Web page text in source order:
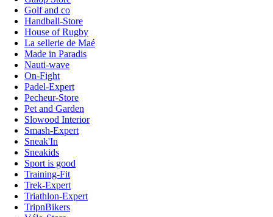
Golf and co
Handball-Store
House of Rugby
La sellerie de Maé
Made in Paradis
Nauti-wave
On-Fight
Padel-Expert
Pecheur-Store
Pet and Garden
Slowood Interior
Smash-Expert
Sneak'In
Sneakids
Sport is good
Training-Fit
Trek-Expert
Triathlon-Expert
TripnBikers